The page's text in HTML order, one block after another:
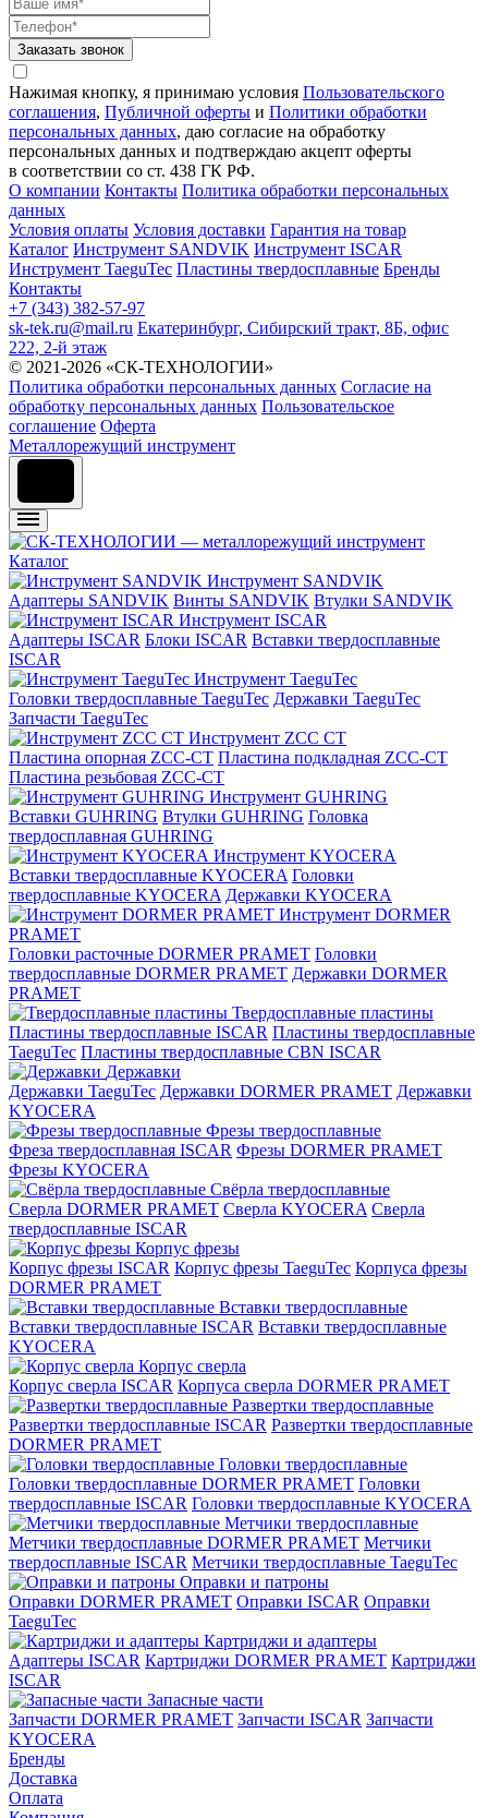
Заказать звонок
Нажимая кнопку, я принимаю условия Пользовательского
соглашения, Публичной оферты и Политики обработки
персональных данных, даю согласие на обработку
персональных данных и подтверждаю акцепт оферты
в соответствии со ст. 438 ГК РФ.
О компании Контакты Политика обработки персональных
данных
Условия оплаты Условия доставки Гарантия на товар
Каталог Инструмент SANDVIK Инструмент ISCAR
Инструмент TaeguTec Пластины твердосплавные Бренды
Контакты
+7 (343) 382-57-97
sk-tek.ru@mail.ru Екатеринбург, Сибирский тракт, 8Б, офис
222, 2-й этаж
© 2021-2026 «СК-ТЕХНОЛОГИИ»
Политика обработки персональных данных Согласие на
обработку персональных данных Пользовательское
соглашение Оферта
Металлорежущий инструмент
Каталог
Инструмент SANDVIK
Адаптеры SANDVIK Винты SANDVIK Втулки SANDVIK
Инструмент ISCAR
Адаптеры ISCAR Блоки ISCAR Вставки твердосплавные
ISCAR
Инструмент TaeguTec
Головки твердосплавные TaeguTec Державки TaeguTec
Запчасти TaeguTec
Инструмент ZCС CT
Пластина опорная ZCC-CT Пластина подкладная ZCC-CT
Пластина резьбовая ZCC-CT
Инструмент GUHRING
Вставки GUHRING Втулки GUHRING Головка
твердосплавная GUHRING
Инструмент KYOCERA
Вставки твердосплавные KYOCERA Головки
твердосплавные KYOCERA Державки KYOCERA
Инструмент DORMER
PRAMET
Головки расточные DORMER PRAMET Головки
твердосплавные DORMER PRAMET Державки DORMER
PRAMET
Твердосплавные пластины
Пластины твердосплавные ISCAR Пластины твердосплавные
TaeguTec Пластины твердосплавные CBN ISCAR
Державки
Державки TaeguTec Державки DORMER PRAMET Державки
KYOCERA
Фрезы твердосплавные
Фреза твердосплавная ISCAR Фрезы DORMER PRAMET
Фрезы KYOCERA
Свёрла твердосплавные
Сверла DORMER PRAMET Сверла KYOCERA Сверла
твердосплавные ISCAR
Корпус фрезы
Корпус фрезы ISCAR Корпус фрезы TaeguTec Корпуса фрезы
DORMER PRAMET
Вставки твердосплавные
Вставки твердосплавные ISCAR Вставки твердосплавные
KYOCERA
Корпус сверла
Корпус сверла ISCAR Корпуса сверла DORMER PRAMET
Развертки твердосплавные
Развертки твердосплавные ISCAR Развертки твердосплавные
DORMER PRAMET
Головки твердосплавные
Головки твердосплавные DORMER PRAMET Головки
твердосплавные ISCAR Головки твердосплавные KYOCERA
Метчики твердосплавные
Метчики твердосплавные DORMER PRAMET Метчики
твердосплавные ISCAR Метчики твердосплавные TaeguTec
Оправки и патроны
Оправки DORMER PRAMET Оправки ISCAR Оправки
TaeguTec
Картриджи и адаптеры
Адаптеры ISCAR Картриджи DORMER PRAMET Картриджи
ISCAR
Запасные части
Запчасти DORMER PRAMET Запчасти ISCAR Запчасти
KYOCERA
Бренды
Доставка
Оплата